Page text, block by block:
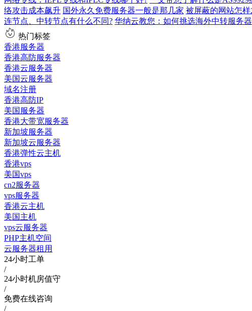
络攻击成本飙升 国外永久免费服务器一般是那几家 被屏蔽的网站怎
连节点、中转节点有什么不同? 华纳云教您：如何挑选海外中转服务器
热门标签
香港服务器
香港高防服务器
香港云服务器
美国云服务器
域名注册
香港高防IP
美国服务器
香港大带宽服务器
新加坡服务器
新加坡云服务器
香港弹性云主机
香港vps
美国vps
cn2服务器
vps服务器
香港云主机
美国主机
vps云服务器
PHP主机空间
云服务器租用
24小时工单
/
24小时机房值守
/
免费在线咨询
/